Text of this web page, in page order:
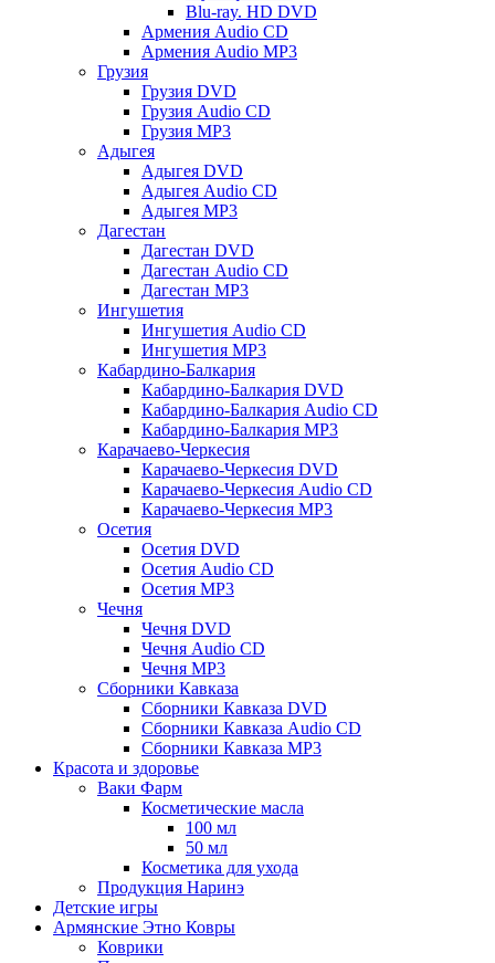
Blu-ray. HD DVD
Армения Audio CD
Армения Audio MP3
Грузия
Грузия DVD
Грузия Audio CD
Грузия MP3
Адыгея
Адыгея DVD
Адыгея Audio CD
Адыгея MP3
Дагестан
Дагестан DVD
Дагестан Audio CD
Дагестан MP3
Ингушетия
Ингушетия Audio CD
Ингушетия MP3
Кабардино-Балкария
Кабардино-Балкария DVD
Кабардино-Балкария Audio CD
Кабардино-Балкария MP3
Карачаево-Черкесия
Карачаево-Черкесия DVD
Карачаево-Черкесия Audio CD
Карачаево-Черкесия MP3
Осетия
Осетия DVD
Осетия Audio CD
Осетия MP3
Чечня
Чечня DVD
Чечня Audio CD
Чечня MP3
Сборники Кавказа
Сборники Кавказа DVD
Сборники Кавказа Audio CD
Сборники Кавказа MP3
Красота и здоровье
Ваки Фарм
Косметические масла
100 мл
50 мл
Косметика для ухода
Продукция Наринэ
Детские игры
Армянские Этно Ковры
Коврики